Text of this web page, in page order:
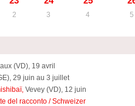
2 3 4 5
(VD), 19 avril
29 juin au 3 juillet
Vevey (VD), 12 juin
del racconto / Schweizer